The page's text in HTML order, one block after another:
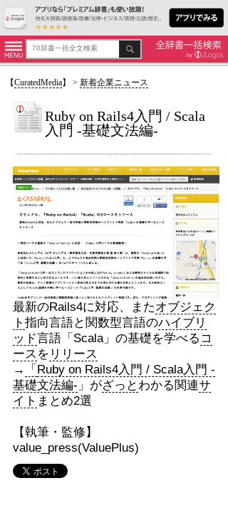
【CuratedMedia】 > 新着企業ニュース
Ruby on Rails4入門 / Scala
入門 -基礎文法編-
最新のRails4に対応、またオブジェク
ト 指向言語と関数型言語のハイブリ
ッド言語「Scala」の基礎を学べる コ
ース を リリース
→
「 Ruby on Rails4入門 / Scala入門 -
基礎文法編- 」がざっと わかる関連サ
イト まとめ2選
【執筆・監修】
value_press(ValuePlus)